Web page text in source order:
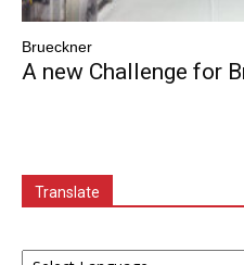
Brueckner
A new Challenge for
Translate